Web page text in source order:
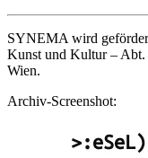
SYNEMA wird
Kunst und Kultur –
Wien.
Archiv-Screenshot: